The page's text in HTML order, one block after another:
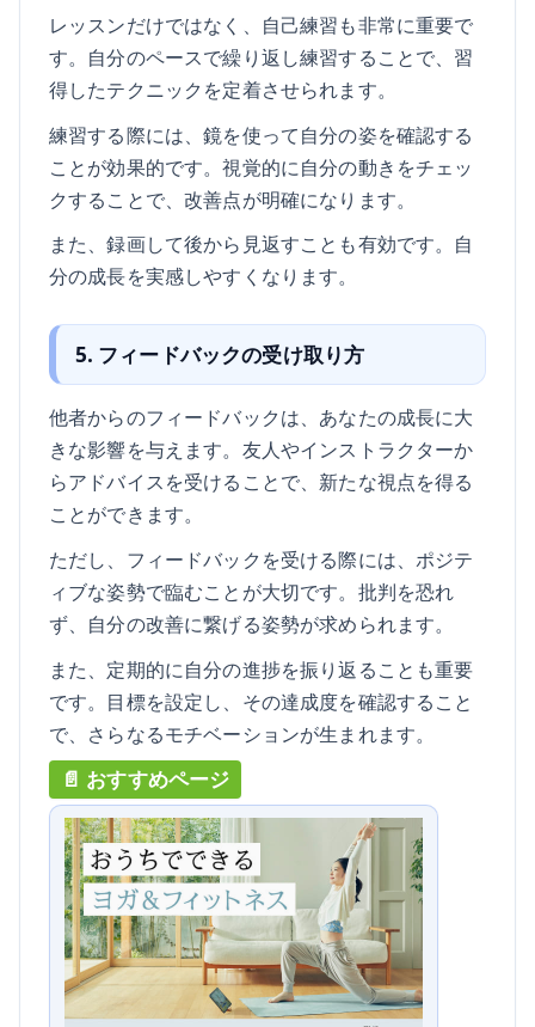
レッスンだけではなく、自己練習も非常に重要で
す。自分のペースで繰り返し練習することで、習
得したテクニックを定着させられます。
練習する際には、鏡を使って自分の姿を確認する
ことが効果的です。視覚的に自分の動きをチェッ
クすることで、改善点が明確になります。
また、録画して後から見返すことも有効です。自
分の成長を実感しやすくなります。
5. フィードバックの受け取り方
他者からのフィードバックは、あなたの成長に大
きな影響を与えます。友人やインストラクターか
らアドバイスを受けることで、新たな視点を得る
ことができます。
ただし、フィードバックを受ける際には、ポジテ
ィブな姿勢で臨むことが大切です。批判を恐れ
ず、自分の改善に繋げる姿勢が求められます。
また、定期的に自分の進捗を振り返ることも重要
です。目標を設定し、その達成度を確認すること
で、さらなるモチベーションが生まれます。